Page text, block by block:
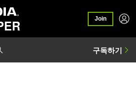
Join